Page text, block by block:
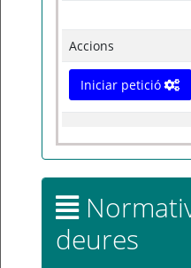
Accions
Iniciar petició
deures